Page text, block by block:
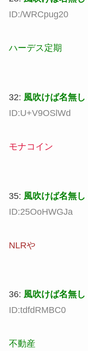
ID:/WRCpug20
ハーデス定期
32: 風吹けば名無し
ID:U+V9OSlWd
モナコイン
35: 風吹けば名無し
ID:25OoHWGJa
NLRや
36: 風吹けば名無し
ID:tdfdRMBC0
不動産